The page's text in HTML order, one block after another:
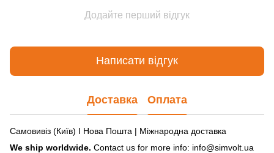
Додайте перший відгук
Написати відгук
Доставка Оплата
Самовивіз (Київ) І Нова Пошта | Міжнародна доставка
We ship worldwide. Contact us for more info: info@simvolt.ua